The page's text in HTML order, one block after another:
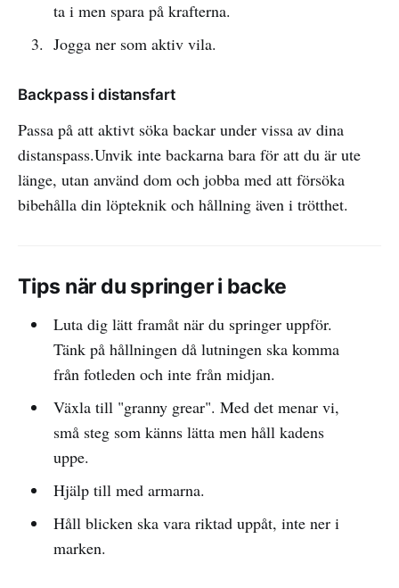
ta i men spara på krafterna.
Jogga ner som aktiv vila.
Backpass i distansfart
Passa på att aktivt söka backar under vissa av dina
distanspass.Unvik inte backarna bara för att du är ute
länge, utan använd dom och jobba med att försöka
bibehålla din löpteknik och hållning även i trötthet.
Tips när du springer i backe
Luta dig lätt framåt när du springer uppför.
Tänk på hållningen då lutningen ska komma
från fotleden och inte från midjan.
Växla till "granny grear". Med det menar vi,
små steg som känns lätta men håll kadens
uppe.
Hjälp till med armarna.
Håll blicken ska vara riktad uppåt, inte ner i
marken.